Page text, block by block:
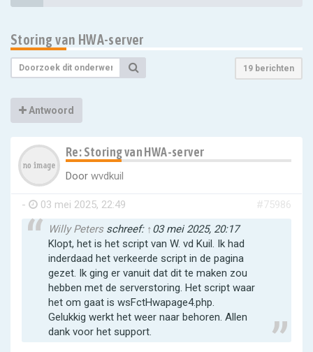
Storing van HWA-server
19 berichten
Antwoord
Re: Storing van HWA-server
Door wvdkuil
- 03 mei 2025, 22:49
#75986
Willy Petersschreef: ↑03 mei 2025, 20:17
Klopt, het is het script van W. vd Kuil. Ik had
inderdaad het verkeerde script in de pagina
gezet. Ik ging er vanuit dat dit te maken zou
hebben met de serverstoring. Het script waar
het om gaat is wsFctHwapage4.php.
Gelukkig werkt het weer naar behoren. Allen
dank voor het support.